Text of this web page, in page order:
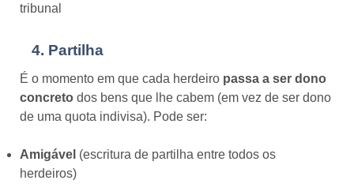
tribunal
4. Partilha
É o momento em que cada herdeiro passa a ser dono
concreto dos bens que lhe cabem (em vez de ser dono
de uma quota indivisa). Pode ser:
Amigável (escritura de partilha entre todos os
herdeiros)